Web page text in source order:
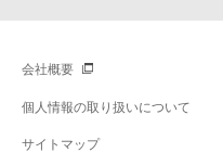
会社概要
個人情報の取り扱いについて
サイトマップ